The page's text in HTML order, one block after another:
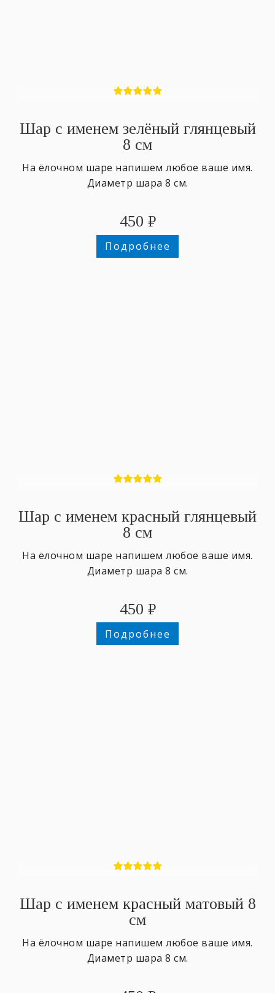
Шар с именем зелёный глянцевый
8 см
На ёлочном шаре напишем любое ваше имя.
Диаметр шара 8 см.
450 ₽
Подробнее
Шар с именем красный глянцевый
8 см
На ёлочном шаре напишем любое ваше имя.
Диаметр шара 8 см.
450 ₽
Подробнее
Шар с именем красный матовый 8
см
На ёлочном шаре напишем любое ваше имя.
Диаметр шара 8 см.